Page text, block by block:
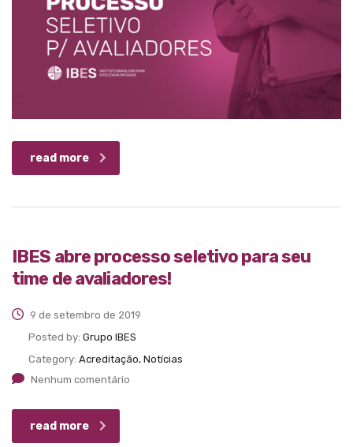
read more
IBES abre processo seletivo para seu
time de avaliadores!
9 de setembro de 2019
Posted by: Grupo IBES
Category: Acreditação, Notícias
Nenhum comentário
read more